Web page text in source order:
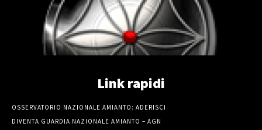
Link rapidi
OSSERVATORIO NAZIONALE AMIANTO: ADERISCI
DIVENTA GUARDIA NAZIONALE AMIANTO – AGN